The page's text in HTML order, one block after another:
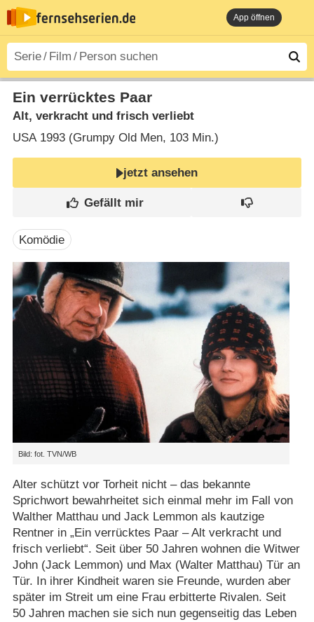
App öffnen
Ein verrücktes Paar
Alt, verkracht und frisch verliebt
USA1993 (Grumpy Old Men‎, 103 Min.)
jetzt ansehen
Komödie
Bild: fot. TVN/​WB
Alter schützt vor Torheit nicht – das bekannte
Sprichwort bewahrheitet sich einmal mehr im Fall von
Walther Matthau und Jack Lemmon als kautzige
Rentner in „Ein verrücktes Paar – Alt verkracht und
frisch verliebt“. Seit über 50 Jahren wohnen die Witwer
John (Jack Lemmon) und Max (Walter Matthau) Tür an
Tür. In ihrer Kindheit waren sie Freunde, wurden aber
später im Streit um eine Frau erbitterte Rivalen. Seit
50 Jahren machen sie sich nun gegenseitig das Leben